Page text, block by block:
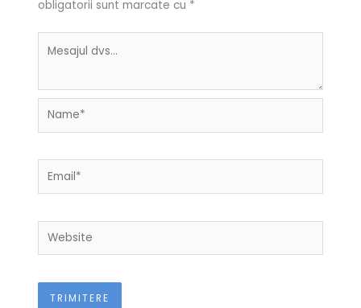
obligatorii sunt marcate cu *
Name*
Email*
Website